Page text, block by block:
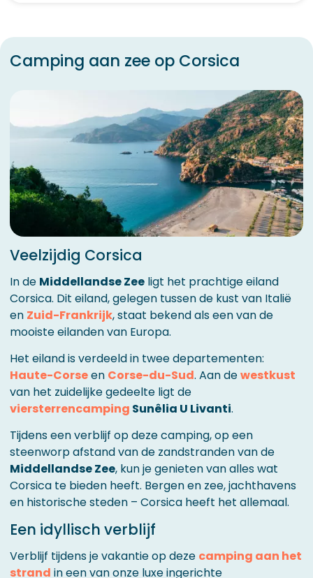
Camping aan zee op Corsica
Veelzijdig Corsica
In de Middellandse Zee ligt het prachtige eiland
Corsica. Dit eiland, gelegen tussen de kust van Italië
en Zuid-Frankrijk, staat bekend als een van de
mooiste eilanden van Europa.
Het eiland is verdeeld in twee departementen:
Haute-Corseen Corse-du-Sud. Aan dewestkust
van het zuidelijke gedeelte ligt de
viersterrencamping Sunêlia U Livanti.
Tijdens een verblijf op deze camping, op een
steenworp afstand van de zandstranden van de
Middellandse Zee, kun je genieten van alles wat
Corsica te bieden heeft. Bergen en zee, jachthavens
en historische steden – Corsica heeft het allemaal.
Een idyllisch verblijf
Verblijf tijdens je vakantie op deze camping aan het
strand in een van onze luxe ingerichte